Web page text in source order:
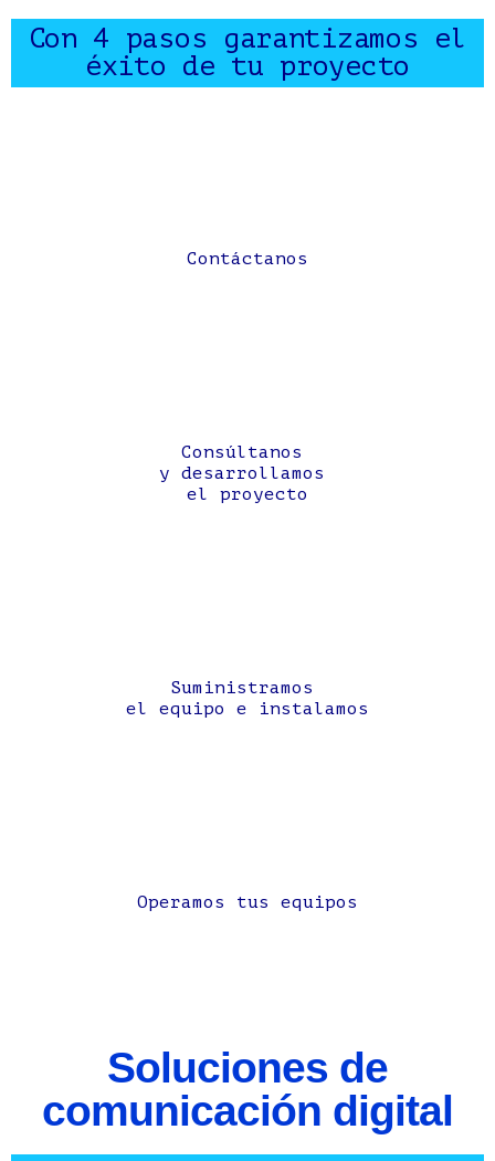
Con 4 pasos garantizamos el
éxito de tu proyecto
Contáctanos
Consúltanos
y desarrollamos
el proyecto
Suministramos
el equipo e instalamos
Operamos tus equipos
Soluciones de
comunicación digital